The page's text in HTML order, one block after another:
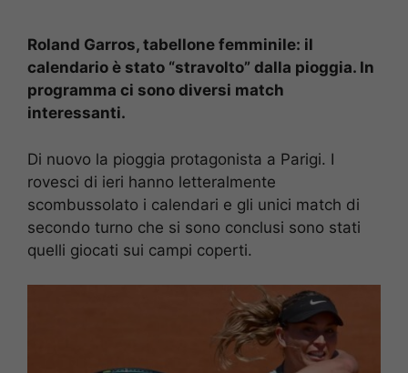
Roland Garros, tabellone femminile: il
calendario è stato “stravolto” dalla pioggia. In
programma ci sono diversi match
interessanti.
Di nuovo la pioggia protagonista a Parigi. I
rovesci di ieri hanno letteralmente
scombussolato i calendari e gli unici match di
secondo turno che si sono conclusi sono stati
quelli giocati sui campi coperti.